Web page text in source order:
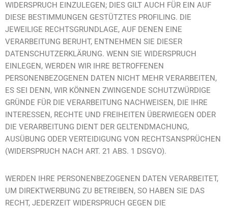
WIDERSPRUCH EINZULEGEN; DIES GILT AUCH FÜR EIN AUF
DIESE BESTIMMUNGEN GESTÜTZTES PROFILING. DIE
JEWEILIGE RECHTSGRUNDLAGE, AUF DENEN EINE
VERARBEITUNG BERUHT, ENTNEHMEN SIE DIESER
DATENSCHUTZERKLÄRUNG. WENN SIE WIDERSPRUCH
EINLEGEN, WERDEN WIR IHRE BETROFFENEN
PERSONENBEZOGENEN DATEN NICHT MEHR VERARBEITEN,
ES SEI DENN, WIR KÖNNEN ZWINGENDE SCHUTZWÜRDIGE
GRÜNDE FÜR DIE VERARBEITUNG NACHWEISEN, DIE IHRE
INTERESSEN, RECHTE UND FREIHEITEN ÜBERWIEGEN ODER
DIE VERARBEITUNG DIENT DER GELTENDMACHUNG,
AUSÜBUNG ODER VERTEIDIGUNG VON RECHTSANSPRÜCHEN
(WIDERSPRUCH NACH ART. 21 ABS. 1 DSGVO).
WERDEN IHRE PERSONENBEZOGENEN DATEN VERARBEITET,
UM DIREKTWERBUNG ZU BETREIBEN, SO HABEN SIE DAS
RECHT, JEDERZEIT WIDERSPRUCH GEGEN DIE